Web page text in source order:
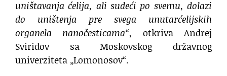
uništavanja ćelija, ali sudeći po svemu, dolazi
do uništenja pre svega unutarćelijskih
organela nanočesticama“, otkriva Andrej
Sviridov sa Moskovskog državnog
univerziteta „Lomonosov“.